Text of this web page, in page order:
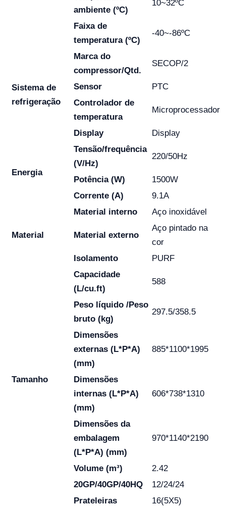
ambiente (ºC)
10~32ºC
Faixa de
temperatura (ºC)
-40~-86ºC
Sistema de
refrigeração
Marca do
compressor/Qtd.
SECOP/2
Sensor
PTC
Controlador de
temperatura
Microprocessador
Display Display
Energia
Tensão/frequência
(V/Hz)
220/50Hz
Potência (W)
1500W
Corrente (A)
9.1A
Material
Material interno Aço inoxidável
Material externo
Aço pintado na
cor
Isolamento
PURF
Tamanho
Capacidade
(L/cu.ft)
588
Peso líquido /Peso
bruto (kg)
297.5/358.5
Dimensões
externas (L*P*A)
(mm)
885*1100*1995
Dimensões
internas (L*P*A)
(mm)
606*738*1310
Dimensões da
embalagem
(L*P*A) (mm)
970*1140*2190
Volume (m³)
2.42
20GP/40GP/40HQ
12/24/24
Prateleiras
16(5X5)